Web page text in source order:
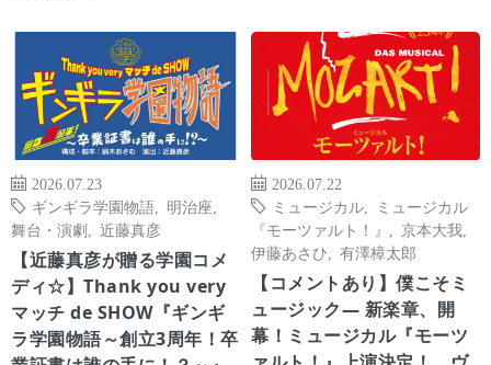
2026.07.23
ギンギラ学園物語
明治座
舞台・演劇
近藤真彦
【近藤真彦が贈る学園コメ
ディ☆】Thank you very
マッチ de SHOW『ギンギ
ラ学園物語～創立3周年！卒
2026.07.22
ミュージカル
ミュージカル
『モーツァルト！』
京本大我
伊藤あさひ
有澤樟太郎
【コメントあり】僕こそミ
ュージック― 新楽章、開
幕！ミュージカル『モーツ